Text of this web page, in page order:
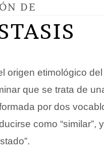
DE
origen etimológico
que se trata de
por dos
como “similar”,